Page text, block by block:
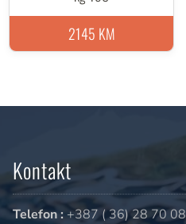
2145 KM
Kontakt
Telefon : +387 ( 36) 28 70 08